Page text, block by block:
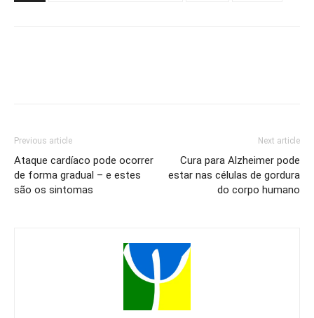
Previous article
Ataque cardíaco pode ocorrer
de forma gradual – e estes
são os sintomas
Next article
Cura para Alzheimer pode
estar nas células de gordura
do corpo humano